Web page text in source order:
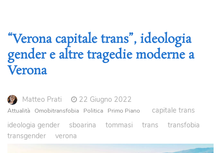
“Verona capitale trans”, ideologia
gender e altre tragedie moderne a
Verona
Matteo Prati 22 Giugno 2022
Attualità Omobitransfobia Politica Primo Piano
capitale trans
ideologia gender
sboarina tommasi trans
transfobia
transgender
verona